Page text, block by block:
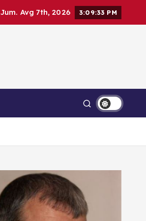
Jum. Avg 7th, 2026 3:09:35 PM